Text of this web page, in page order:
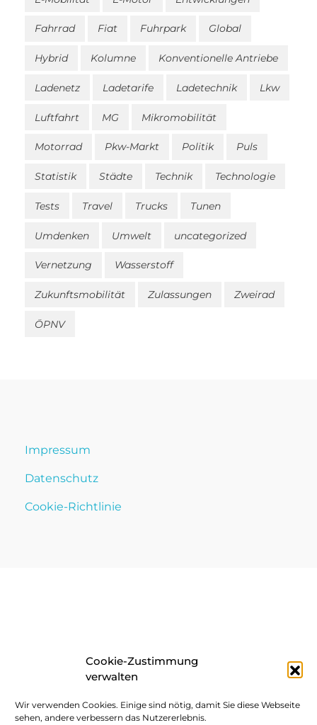
Cookie-Zustimmung
verwalten
Wir verwenden Cookies. Einige sind nötig, damit Sie diese Webseite
sehen, andere verbessern das Nutzererlebnis.
Fahrrad Fiat Fuhrpark Global
Hybrid Kolumne Konventionelle Antriebe
Ladenetz Ladetarife Ladetechnik Lkw
Luftfahrt MG Mikromobilität
Motorrad Pkw-Markt Politik Puls
Statistik Städte Technik Technologie
Tests Travel Trucks Tunen
Umdenken Umwelt uncategorized
Vernetzung Wasserstoff
Zukunftsmobilität Zulassungen Zweirad
ÖPNV
Impressum
Datenschutz
Cookie-Richtlinie